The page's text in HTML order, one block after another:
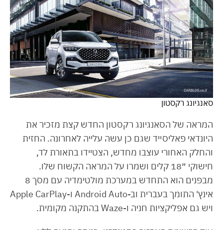
סאנגיונג רקסטון
המראה של הסאנגיונג רקסטון החדש קצת מזכיר את
היונדאי פאליסייד שגם כן עשה עלייה לאחרונה. החזית
והחלק האחורי עוצבו מחדש, הצטיידו בתאורת לד,
חישוקי ״18 קלים ושמרו על המראה הקשוח שלו.
מבפנים הוא התחדש במערכת מולטימדיה עם מסך 8
אינץ' התומך בעברית וב-Android Auto ו-Apple CarPlay
ויש גם אפליקציות חניה ו-Waze בהתקנה מקומית.